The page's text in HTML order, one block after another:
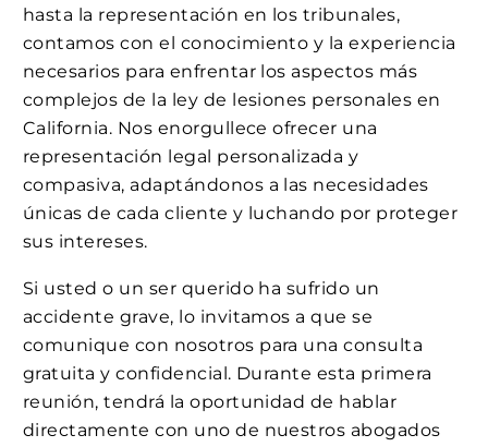
hasta la representación en los tribunales,
contamos con el conocimiento y la experiencia
necesarios para enfrentar los aspectos más
complejos de la ley de lesiones personales en
California. Nos enorgullece ofrecer una
representación legal personalizada y
compasiva, adaptándonos a las necesidades
únicas de cada cliente y luchando por proteger
sus intereses.
Si usted o un ser querido ha sufrido un
accidente grave, lo invitamos a que se
comunique con nosotros para una consulta
gratuita y confidencial. Durante esta primera
reunión, tendrá la oportunidad de hablar
directamente con uno de nuestros abogados